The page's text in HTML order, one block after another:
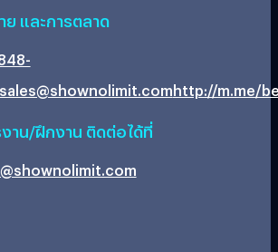
ย และการตลาด
sales@shownolimit.comhttp://m.me/
าน/ฝึกงาน ติดต่อได้ที่